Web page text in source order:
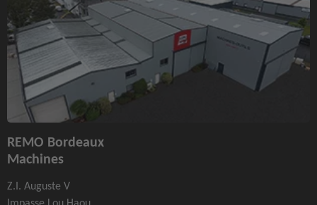
REMO Bordeaux
Machines
Z.I. Auguste V